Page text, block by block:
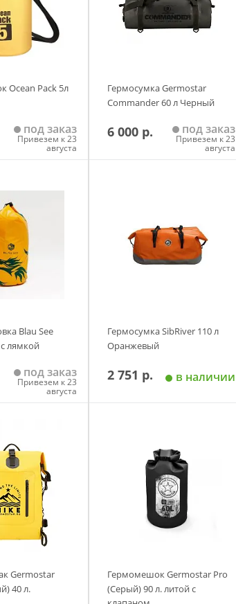
Ocean Pack 5л
под заказ
Привезем к 23
августа
Гермосумка Germostar
Commander 60 л Черный
6 000 р. под заказ
Привезем к 23
августа
Blau See
лямкой
под заказ
Привезем к 23
августа
Гермосумка SibRiver 110 л
Оранжевый
2 751 р. в наличии
Germostar
40 л.
Гермомешок Germostar Pro
(Серый) 90 л. литой с